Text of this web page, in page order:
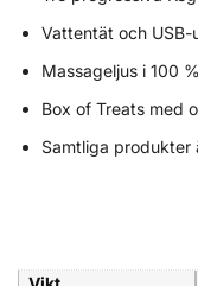
Vattentät och
Massageljus i 100
Box of Treats med
Samtliga produkter